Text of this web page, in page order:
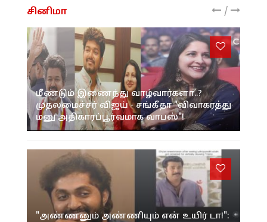
சினிமா /
மீண்டும் இணைந்து வாழ்வார்களா..?
முதலமைச்சர் விஜய் - சங்கீதா "விவாகரத்து
மனு அதிகாரப்பூர்வமாக வாபஸ்"!
"அண்ணனும் அண்ணியும் என் உயிர் டா!":